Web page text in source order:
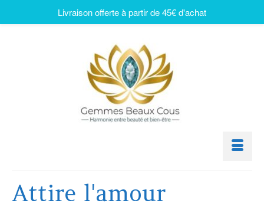
Attire l'amour
Livraison offerte à partir de 45€ d'achat